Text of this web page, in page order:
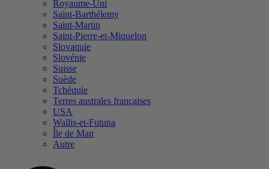
Royaume-Uni
Saint-Barthélemy
Saint-Martin
Saint-Pierre-et-Miquelon
Slovaquie
Slovénie
Suisse
Suède
Tchéquie
Terres australes françaises
USA
Wallis-et-Futuna
Île de Man
Autre